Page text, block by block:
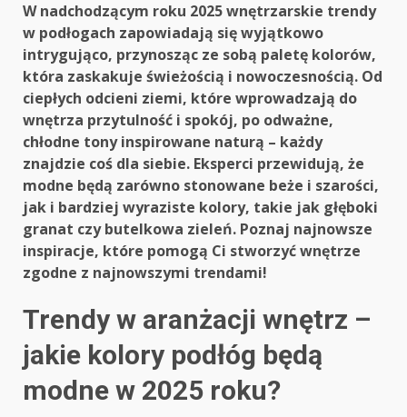
W nadchodzącym roku 2025 wnętrzarskie trendy
w podłogach zapowiadają się wyjątkowo
intrygująco, przynosząc ze sobą paletę kolorów,
która zaskakuje świeżością i nowoczesnością. Od
ciepłych odcieni ziemi, które wprowadzają do
wnętrza przytulność i spokój, po odważne,
chłodne tony inspirowane naturą – każdy
znajdzie coś dla siebie. Eksperci przewidują, że
modne będą zarówno stonowane beże i szarości,
jak i bardziej wyraziste kolory, takie jak głęboki
granat czy butelkowa zieleń. Poznaj najnowsze
inspiracje, które pomogą Ci stworzyć wnętrze
zgodne z najnowszymi trendami!
Trendy w aranżacji wnętrz –
jakie kolory podłóg będą
modne w 2025 roku?